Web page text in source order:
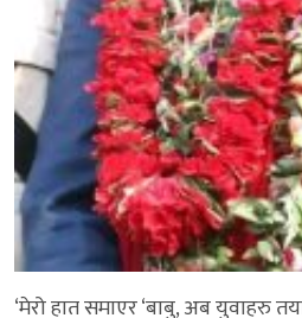
‘मेरो हात समाएर ‘बाबु, अब युवाहरु